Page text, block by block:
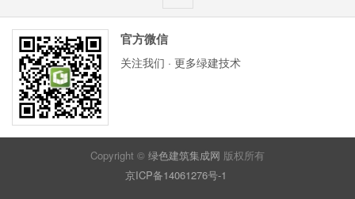
官方微信
关注我们 · 更多绿建技术
Copyright © 绿色建筑集成网 版权所有
京ICP备14061276号-1